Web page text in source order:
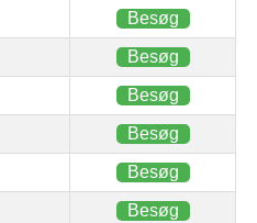
Besøg
Besøg
Besøg
Besøg
Besøg
Besøg